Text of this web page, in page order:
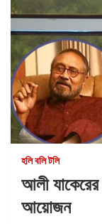
হলি বলি টলি
আলী যাকেরের
আয়োজন